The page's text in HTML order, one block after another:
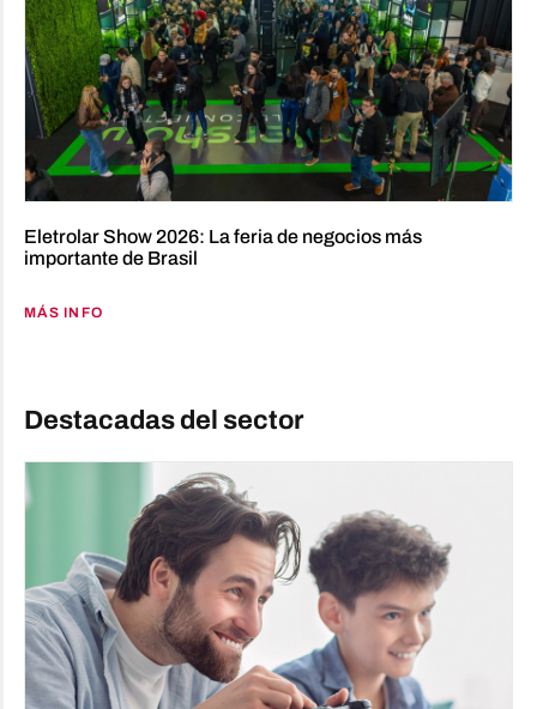
Eletrolar Show 2026: La feria de negocios más
importante de Brasil
MÁS INFO
Destacadas del sector